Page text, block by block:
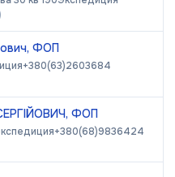
ФОП
+380(63)2603684
ФОП
+380(68)9836424